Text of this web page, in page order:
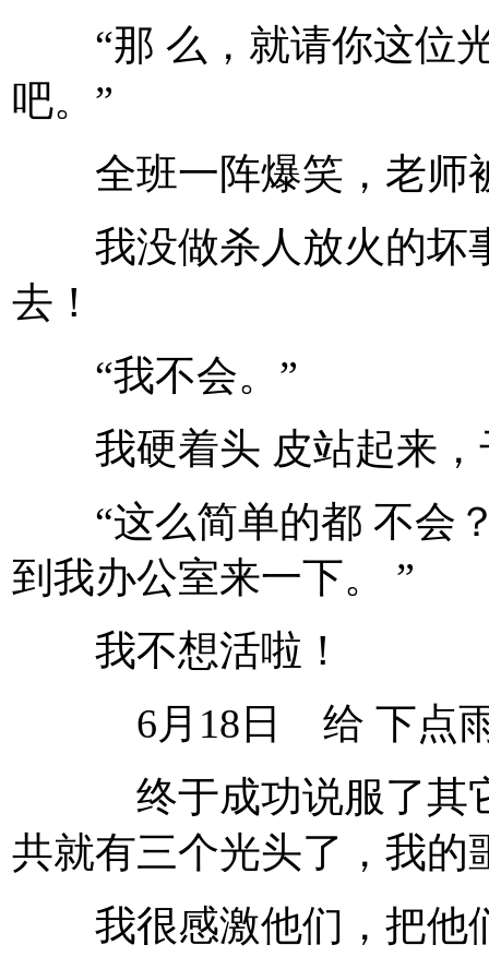
“那 么，就请你这位光
吧。”
全班一阵爆笑，老师
我没做杀人放火的坏
去！
“我不会。”
我硬着头 皮站起来，
“这么简单的都 不会？
到我办公室来一下。 ”
我不想活啦！
6月18日 给 下点
终于成功说服了其它
共就有三个光头了，我的
我很感激他们，把他